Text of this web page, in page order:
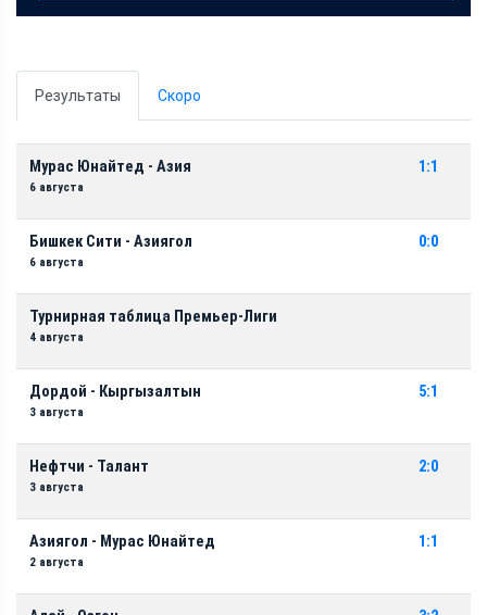
Результаты Скоро
Мурас Юнайтед - Азия
6 августа
1:1
Бишкек Сити - Азиягол
6 августа
0:0
Турнирная таблица Премьер-Лиги
4 августа
Дордой - Кыргызалтын
3 августа
5:1
Нефтчи - Талант
3 августа
2:0
Азиягол - Мурас Юнайтед
2 августа
1:1